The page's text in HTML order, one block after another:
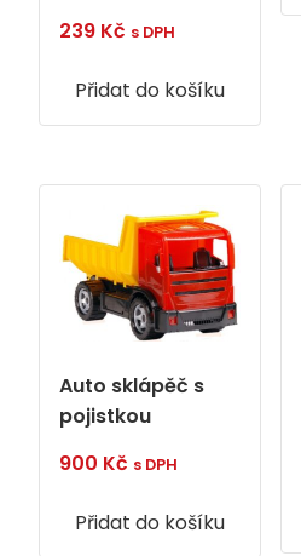
239 Kč s DPH
Přidat do košíku
Auto sklápěč s
pojistkou
900 Kč s DPH
Přidat do košíku